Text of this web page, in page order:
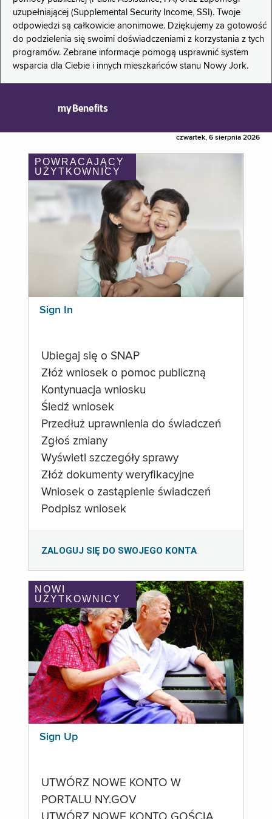
uzupełniającej (Supplemental Security Income, SSI). Twoje
odpowiedzi są całkowicie anonimowe. Dziękujemy za gotowość
do podzielenia się swoimi doświadczeniami z korzystania z tych
programów. Zebrane informacje pomogą usprawnić system
wsparcia dla Ciebie i innych mieszkańców stanu Nowy Jork.
myBenefits
czwartek, 6 sierpnia 2026
POWRACAJĄCY
UŻYTKOWNICY
Sign In
Ubiegaj się o SNAP
Złóż wniosek o pomoc publiczną
Kontynuacja wniosku
Śledź wniosek
Przedłuż uprawnienia do świadczeń
Zgłoś zmiany
Wyświetl szczegóły sprawy
Złóż dokumenty weryfikacyjne
Wniosek o zastąpienie świadczeń
Podpisz wniosek
ZALOGUJ SIĘ DO SWOJEGO KONTA
NOWI
UŻYTKOWNICY
Sign Up
UTWÓRZ NOWE KONTO W
PORTALU NY.GOV